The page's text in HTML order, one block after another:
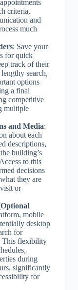
criteria,
and
much
: Save your
for quick
track of their
search,
options
a final
competitive
multiple
and Media:
about each
descriptions,
building’s
to this
decisions
they are
or
mobile
desktop
for
This flexibility
during
significantly
for